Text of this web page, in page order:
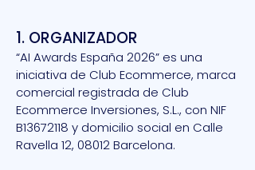
1. ORGANIZADOR
“AI Awards España 2026” es una
iniciativa de Club Ecommerce, marca
comercial registrada de Club
Ecommerce Inversiones, S.L., con NIF
B13672118 y domicilio social en Calle
Ravella 12, 08012 Barcelona.